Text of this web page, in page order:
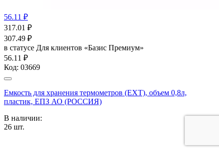
56.11 ₽
317.01 ₽
307.49 ₽
в статусе Для клиентов «Базис Премиум»
56.11 ₽
Код: 03669
Емкость для хранения термометров (ЕХТ), объем 0,8л,
пластик, ЕПЗ АО (РОССИЯ)
В наличии:
26 шт.